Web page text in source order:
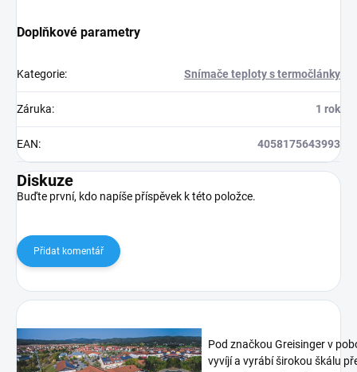
Doplňkové parametry
Kategorie: Snímače teploty s termočlánky
Záruka: 1 rok
EAN: 4058175643993
Diskuze
Buďte první, kdo napíše příspěvek k této položce.
Přidat komentář
Pod značkou Greisinger v
vyvíjí a vyrábí širokou škálu